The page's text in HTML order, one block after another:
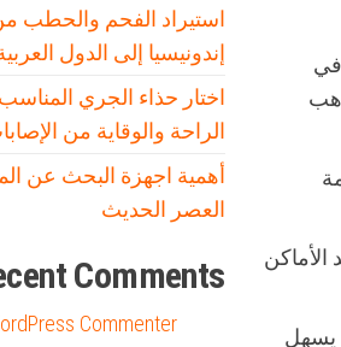
في
الأماكن
يسهل
استيراد الفحم والحطب
إندونيسيا إلى الدول
اختار حذاء الجري
الراحة والوقاية من
أهمية اجهزة البحث عن
العصر الحديث
Comments
Commenter